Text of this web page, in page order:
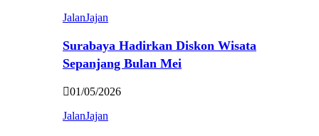
JalanJajan
Surabaya Hadirkan Diskon Wisata
Sepanjang Bulan Mei
01/05/2026
JalanJajan